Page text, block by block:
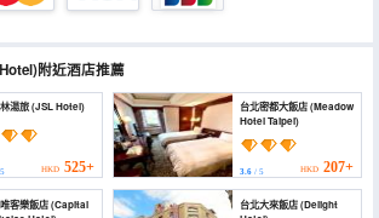
附近酒店推薦
甲山林湯旅 (JSL Hotel)
HKD 525+
台北密都大飯店 (Meadow
Hotel Taipei)
3.6/ 5 HKD 207+
樂飯店 (Capital
台北大來飯店 (Delight